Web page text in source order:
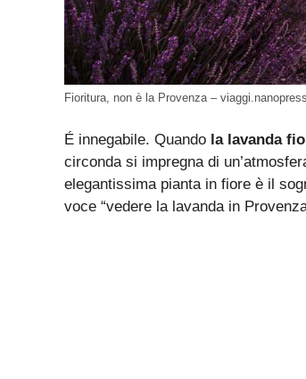
Fioritura, non è la Provenza –
É innegabile. Quando la lavanda
circonda si impregna di
elegantissima pianta in fiore è il
voce “vedere la lavanda in